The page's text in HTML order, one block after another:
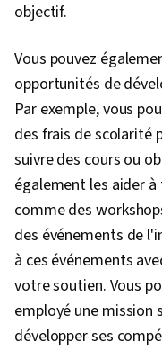
objectif.
Vous pouvez
opportunités de
Par exemple, vous
des frais de scolarité
suivre des cours ou
également les aider
comme des
des événements de
à ces événements
votre soutien. Vous
employé une mission
développer ses